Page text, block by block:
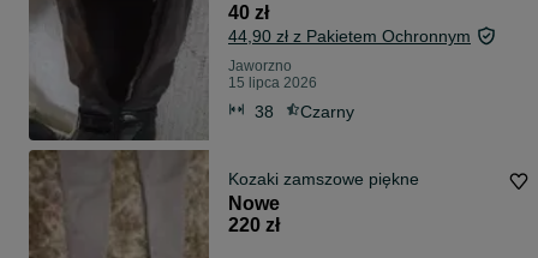
40 zł
44,90 zł z Pakietem Ochronnym
Jaworzno
15 lipca 2026
38 Czarny
Kozaki zamszowe piękne
Nowe
220 zł